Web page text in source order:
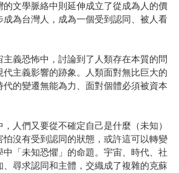
文學脈絡中則延伸成立了從成為人的價
為台灣人，成為一個受到認同、被人看
義恐怖中，討論到了人類存在本質的問
代主義影響的跡象。人類面對無比巨大的
的變遷無能為力、面對個體必須被資本
人們又要從不確定自己是什麼（未知）
沒有受到認同的狀態，或許這可以轉變
「未知恐懼」的命題。宇宙、時代、社
尋求認同和主體，交織成了複雜的克蘇